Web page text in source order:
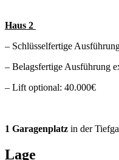
Haus 2
– Schlüsselfertige
– Belagsfertige Ausführung
– Lift optional: 40.000€
1 Garagenplatz in der
Lage